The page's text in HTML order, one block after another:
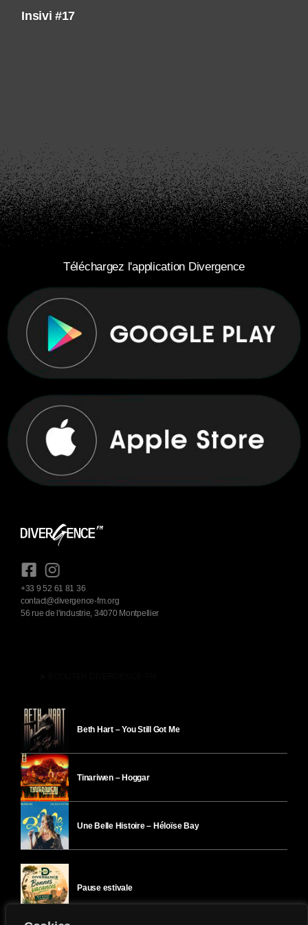
Insivi #17
Téléchargez l'application Divergence
+33 9 52 61 81 36
contact@divergence-fm.org
56 rue de l'industrie, 34070 Montpellier
Beth Hart – You Still Got Me
Tinariwen – Hoggar
Une Belle Histoire – Héloïse Bay
Pause estivale